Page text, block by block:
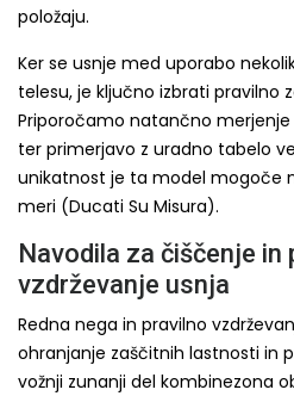
položaju.
Ker se usnje med uporabo
telesu, je ključno izbrati pravilno
Priporočamo natančno merjenje
ter primerjavo z uradno tabelo
unikatnost je ta model mogoče
meri (Ducati Su Misura).
Navodila za čiščenje in
vzdrževanje usnja
Redna nega in pravilno
ohranjanje zaščitnih lastnosti in
vožnji zunanji del kombinezona